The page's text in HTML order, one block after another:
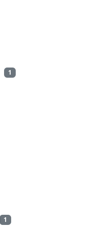
1
1